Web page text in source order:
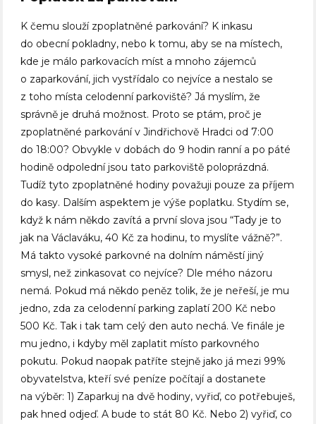
K čemu slouží zpoplatněné parkování? K inkasu
do obecní pokladny, nebo k tomu, aby se na místech,
kde je málo parkovacích míst a mnoho zájemců
o zaparkování, jich vystřídalo co nejvíce a nestalo se
z toho místa celodenní parkoviště? Já myslím, že
správně je druhá možnost. Proto se ptám, proč je
zpoplatněné parkování v Jindřichově Hradci od 7:00
do 18:00? Obvykle v dobách do 9 hodin ranní a po páté
hodině odpolední jsou tato parkoviště poloprázdná.
Tudíž tyto zpoplatněné hodiny považuji pouze za příjem
do kasy. Dalším aspektem je výše poplatku. Stydím se,
když k nám někdo zavítá a první slova jsou “Tady je to
jak na Václaváku, 40 Kč za hodinu, to myslíte vážně?”.
Má takto vysoké parkovné na dolním náměstí jiný
smysl, než zinkasovat co nejvíce? Dle mého názoru
nemá. Pokud má někdo peněz tolik, že je neřeší, je mu
jedno, zda za celodenní parking zaplatí 200 Kč nebo
500 Kč. Tak i tak tam celý den auto nechá. Ve finále je
mu jedno, i kdyby měl zaplatit místo parkovného
pokutu. Pokud naopak patříte stejně jako já mezi 99%
obyvatelstva, kteří své peníze počítají a dostanete
na výběr: 1) Zaparkuj na dvě hodiny, vyřiď, co potřebuješ,
pak hned odjeď. A bude to stát 80 Kč. Nebo 2) vyřiď, co